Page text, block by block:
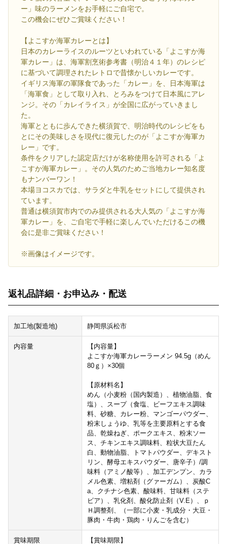
ー」味のラーメンをお手軽にご自宅で。
この機会にぜひご賞味ください！
【よこすか海軍カレーとは】
日本のカレーライスのルーツといわれている「よこすか海
軍カレー」は、海軍割烹術参考書（明治４１年）のレシピ
に基づいて調理されたレトロで昔懐かしいカレーです。
イギリス海軍の軍隊食であった「カレー」を、日本海軍は
「海軍食」として取り入れ、とろみをつけて日本風にアレ
ンジ。その「カレイライス」が全国に広がっていきまし
た。
海軍とともに歩んできた横須賀で、明治時代のレシピをも
とにその美味しさを現代に復元したのが「よこすか海軍カ
レー」です。
条件をクリアした認定店だけが名称使用を許可される「よ
こすか海軍カレー」。その人気のためご当地カレー知名度
もナンバーワン！
本場ヨコスカでは、サラダと牛乳をセットにして提供され
ています。
普通は横須賀市内でのみ提供される大人気の「よこすか海
軍カレー」を、ご自宅で手軽に楽しんでいただけるこの機
会に是非ご賞味ください！
※画像はイメージです。
返礼品詳細・お申込み・配送
加工地(製造地) 静岡県浜松市
内容量
【内容量】
よこすか海軍カレーラーメン 94.5g（めん
80ｇ）×30個
【原材料名】
めん（小麦粉（国内製造）、植物油脂、食
塩）、スープ（食塩、ビーフエキス調味
料、砂糖、カレー粉、マンゴーパウダー、
粉末しょうゆ、乳等を主要原料とする食
品、乾燥ねぎ、ポークエキス、粉末ソー
ス、チキンエキス調味料、粒状大豆たん
白、動物油脂、トマトパウダー、デキスト
リン、酵母エキスパウダー、唐辛子）/調
味料（アミノ酸等）、加工デンプン、カラ
メル色素、増粘剤（グァーガム）、炭酸C
a、クチナシ色素、酸味料、甘味料（ステ
ビア）、乳化剤、酸化防止剤（V.E）、ｐ
Ｈ調整剤、（一部に小麦・乳成分・大豆・
豚肉・牛肉・鶏肉・りんごを含む）
賞味期限 【賞味期限】